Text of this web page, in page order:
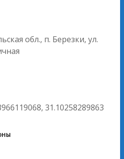
обл., п. Березки, ул.
31.10258289863